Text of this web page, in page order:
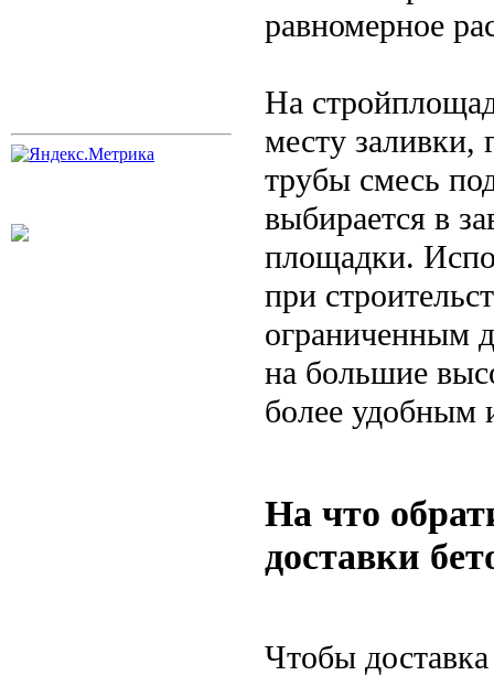
равномерное
На
месту заливки,
трубы смесь
выбирается в
площадки.
при
ограниченным
на большие
более удобным
На что
доставки
Чтобы